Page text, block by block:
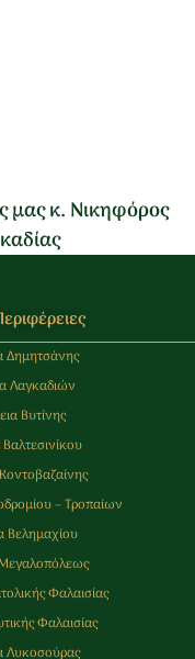
μας κ. Νικηφόρος
Δημητσάνης
Λαγκαδιών
Βυτίνης
– Τροπαίων
Βελημαχίου
Μεγαλοπόλεως
Φαλαισίας
Φαλαισίας
Λυκοσούρας